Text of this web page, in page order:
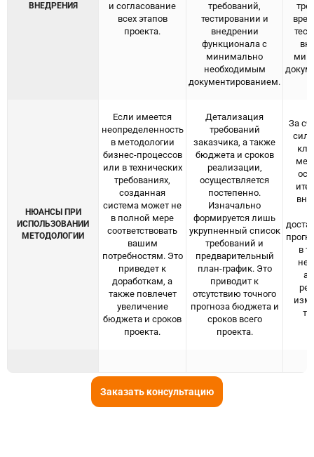
ВНЕДРЕНИЯ
и согласование
всех этапов
проекта.
требований,
тестировании и
внедрении
функционала с
минимально
необходимым
документированием.
НЮАНСЫ ПРИ
ИСПОЛЬЗОВАНИИ
МЕТОДОЛОГИИ
Если имеется
неопределенность
в методологии
бизнес-процессов
или в технических
требованиях,
созданная
система может не
в полной мере
соответствовать
вашим
потребностям. Это
приведет к
доработкам, а
также повлечет
увеличение
бюджета и сроков
проекта.
Детализация
требований
заказчика, а также
бюджета и сроков
реализации,
осуществляется
постепенно.
Изначально
формируется лишь
укрупненный список
требований и
предварительный
план-график. Это
приводит к
отсутствию точного
прогноза бюджета и
сроков всего
проекта.
За
в
Заказать консультацию